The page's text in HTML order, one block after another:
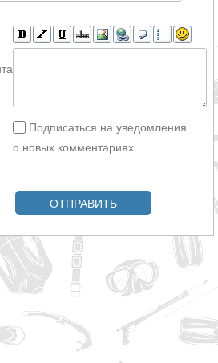
Подписаться на уведомления
о новых комментариях
ОТПРАВИТЬ